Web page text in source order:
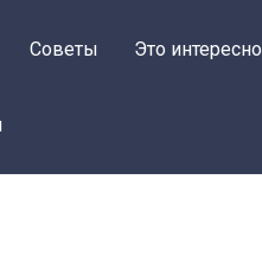
Советы Это интересно